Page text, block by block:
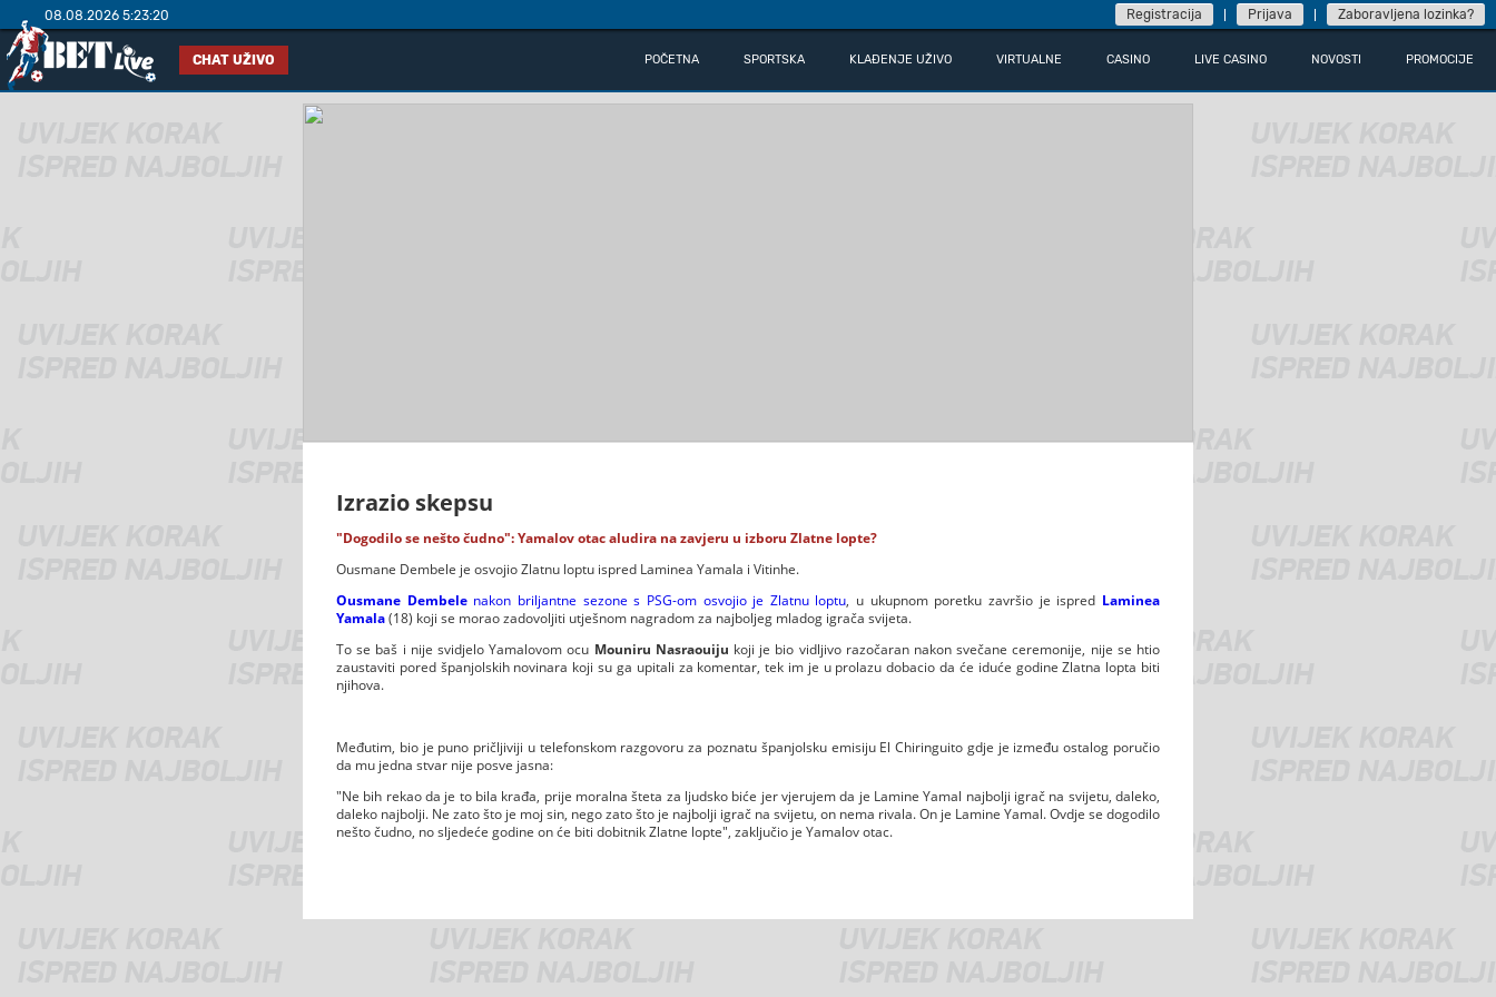
08.08.2026 5:23:20 Registracija Prijava Zaboravljena lozinka?
CHAT UŽIVO POČETNA SPORTSKA KLAĐENJE UŽIVO VIRTUALNE CASINO LIVE CASINO NOVOSTI PROMOCIJE
Izrazio skepsu
"Dogodilo se nešto čudno": Yamalov otac aludira na zavjeru u izboru Zlatne lopte?
Ousmane Dembele je osvojio Zlatnu loptu ispred Laminea Yamala i Vitinhe.
Ousmane Dembelenakon briljantne sezone s PSG-om osvojio je Zlatnu loptu, u ukupnom poretku završio je ispred Laminea
Yamala(18) koji se morao zadovoljiti utješnom nagradom za najboljeg mladog igrača svijeta.
To se baš i nije svidjelo Yamalovom ocu Mouniru Nasraouiju koji je bio vidljivo razočaran nakon svečane ceremonije, nije se htio
zaustaviti pored španjolskih novinara koji su ga upitali za komentar, tek im je u prolazu dobacio da će iduće godine Zlatna lopta biti
njihova.
Međutim, bio je puno pričljiviji u telefonskom razgovoru za poznatu španjolsku emisiju El Chiringuito gdje je između ostalog poručio
da mu jedna stvar nije posve jasna:
"Ne bih rekao da je to bila krađa, prije moralna šteta za ljudsko biće jer vjerujem da je Lamine Yamal najbolji igrač na svijetu, daleko,
daleko najbolji. Ne zato što je moj sin, nego zato što je najbolji igrač na svijetu, on nema rivala. On je Lamine Yamal. Ovdje se dogodilo
nešto čudno, no sljedeće godine on će biti dobitnik Zlatne lopte", zaključio je Yamalov otac.